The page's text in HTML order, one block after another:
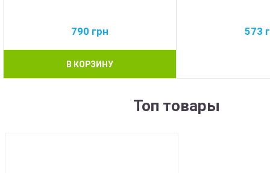
790 грн
В КОРЗИНУ
573
Топ товары